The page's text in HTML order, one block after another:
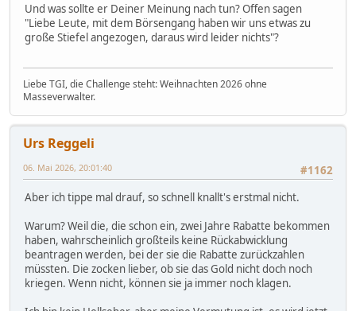
Und was sollte er Deiner Meinung nach tun? Offen sagen
"Liebe Leute, mit dem Börsengang haben wir uns etwas zu
große Stiefel angezogen, daraus wird leider nichts"?
Liebe TGI, die Challenge steht: Weihnachten 2026 ohne
Masseverwalter.
Urs Reggeli
#1162
06. Mai 2026, 20:01:40
Aber ich tippe mal drauf, so schnell knallt's erstmal nicht.
Warum? Weil die, die schon ein, zwei Jahre Rabatte bekommen
haben, wahrscheinlich großteils keine Rückabwicklung
beantragen werden, bei der sie die Rabatte zurückzahlen
müssten. Die zocken lieber, ob sie das Gold nicht doch noch
kriegen. Wenn nicht, können sie ja immer noch klagen.